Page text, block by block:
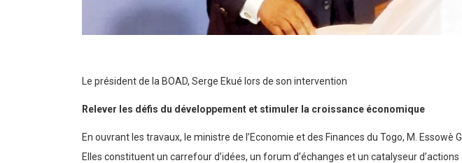
Le président de la BOAD, Serge Ekué lors de son intervention
Relever les défis du développement et stimuler la croissance économique
En ouvrant les travaux, le ministre de l’Economie et des Finances du Togo, M.
Elles constituent un carrefour d’idées, un forum d’échanges et un catalyseur